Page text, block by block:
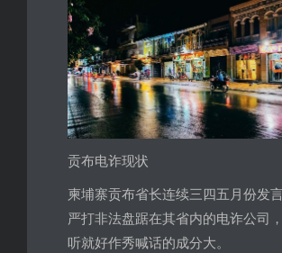
贡布电诈现状
柬埔寨贡布省长连续三四五月份发
严打非法盘踞在其省内的电诈公司
听就好作秀喊话的成分大。